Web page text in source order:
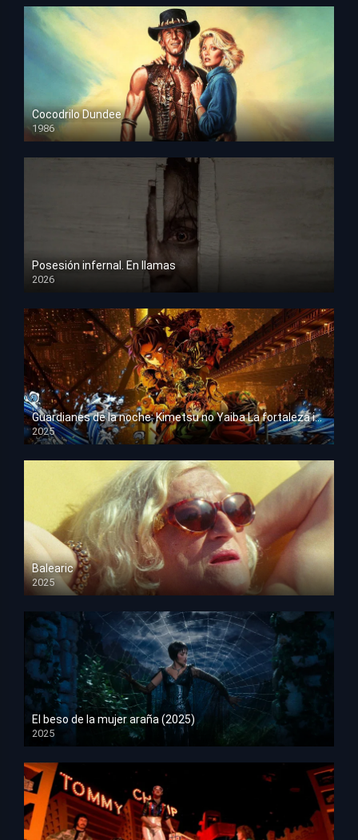
Cocodrilo Dundee
1986
HD 1080p
Posesión infernal. En llamas
2026
HD 1080p
Guardianes de la noche: Kimetsu no Yaiba La fortaleza infinita
2025
HD 1080p
Balearic
2025
HD 1080p
El beso de la mujer araña (2025)
2025
HD 1080p